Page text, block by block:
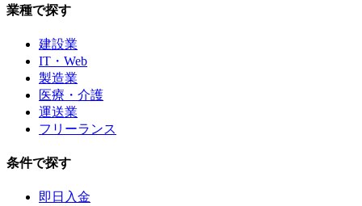
業種で探す
建設業
IT・Web
製造業
医療・介護
運送業
フリーランス
条件で探す
即日入金